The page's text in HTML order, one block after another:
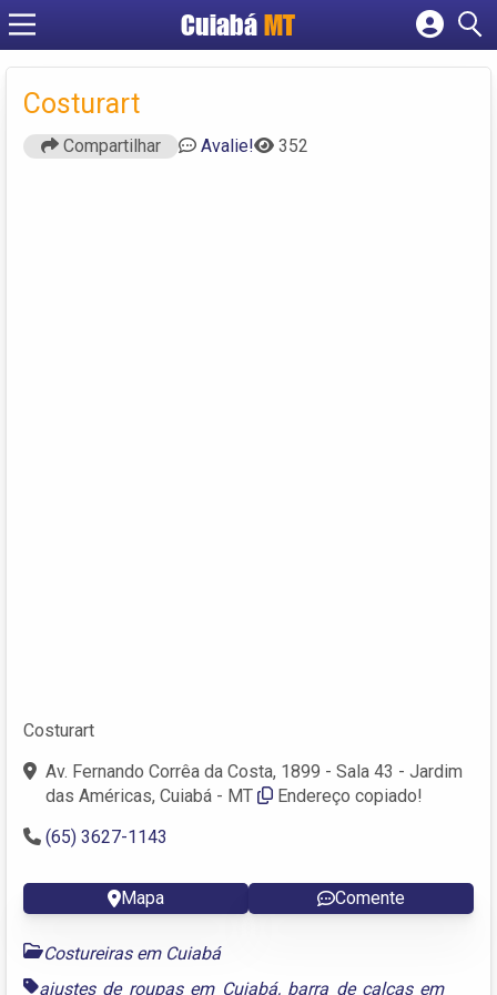
Cuiabá MT
Cadastrar empresa
Costurart
Compartilhar Avalie! 352
Costurart
Av. Fernando Corrêa da Costa, 1899 - Sala 43 - Jardim
das Américas, Cuiabá - MT
Endereço copiado!
(65) 3627-1143
Mapa Comente
Costureiras em Cuiabá
ajustes de roupas em Cuiabá, barra de calças em